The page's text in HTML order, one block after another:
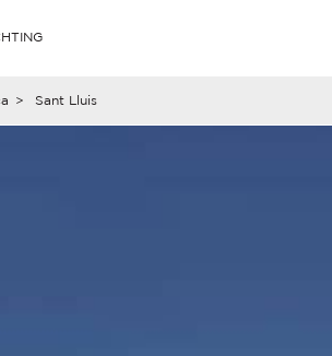
> Sant Lluis